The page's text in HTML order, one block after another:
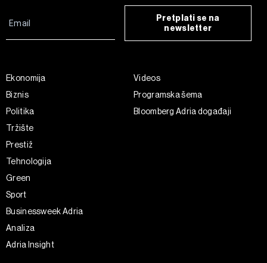
Pretplati se na
newsletter
Ekonomija
Biznis
Politika
Tržište
Prestiž
Tehnologija
Green
Sport
Businessweek Adria
Analiza
Adria Insight
Videos
Programska šema
Bloomberg Adria događaji